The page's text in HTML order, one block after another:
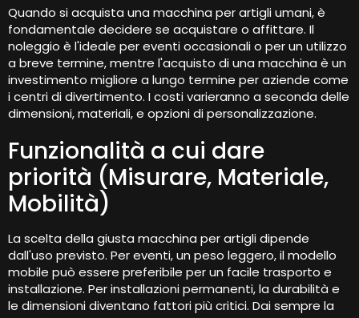
Quando si acquista una macchina per artigli umani, è
fondamentale decidere se acquistare o affittare. Il
noleggio è l'ideale per eventi occasionali o per un utilizzo
a breve termine, mentre l'acquisto di una macchina è un
investimento migliore a lungo termine per aziende come
i centri di divertimento. I costi varieranno a seconda delle
dimensioni, materiali, e opzioni di personalizzazione.
Funzionalità a cui dare
priorità (Misurare, Materiale,
Mobilità)
La scelta della giusta macchina per artigli dipende
dall'uso previsto. Per eventi, un peso leggero, il modello
mobile può essere preferibile per un facile trasporto e
installazione. Per installazioni permanenti, la durabilità e
le dimensioni diventano fattori più critici. Dai sempre la